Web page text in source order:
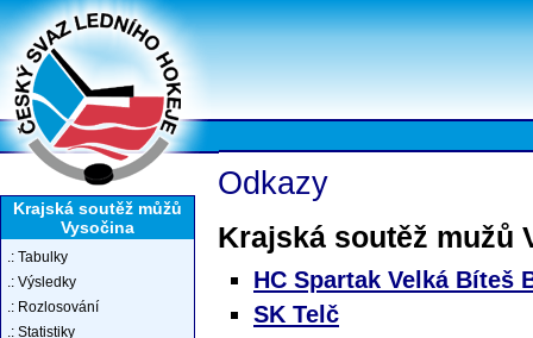
Krajská soutěž můžů
Vysočina
.: Tabulky
.: Výsledky
.: Rozlosování
.: Statistiky
Odkazy
Krajská soutěž mužů
HC Spartak Velká Bíteš
SK Telč